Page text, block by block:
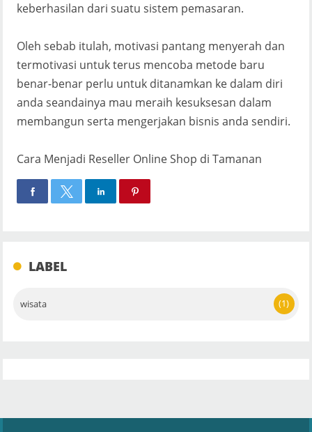
keberhasilan dari suatu sistem pemasaran.
Oleh sebab itulah, motivasi pantang menyerah dan
termotivasi untuk terus mencoba metode baru
benar-benar perlu untuk ditanamkan ke dalam diri
anda seandainya mau meraih kesuksesan dalam
membangun serta mengerjakan bisnis anda sendiri.
Cara Menjadi Reseller Online Shop di Tamanan
LABEL
wisata (1)